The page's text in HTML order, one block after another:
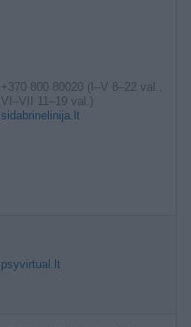
+370 800 80020 (I–V 8–22 val.,
VI–VII 11–19 val.)
sidabrinelinija.lt
psyvirtual.lt